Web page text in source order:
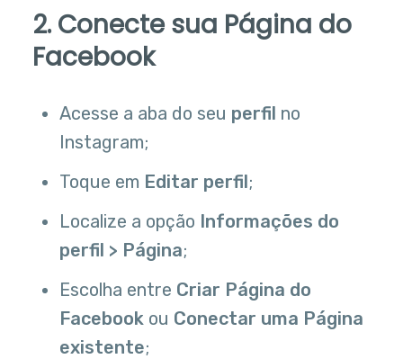
2. Conecte sua Página do
Facebook
Acesse a aba do seu perfil no
Instagram;
Toque em Editar perfil;
Localize a opção Informações do
perfil > Página;
Escolha entre Criar Página do
Facebook ou Conectar uma Página
existente;